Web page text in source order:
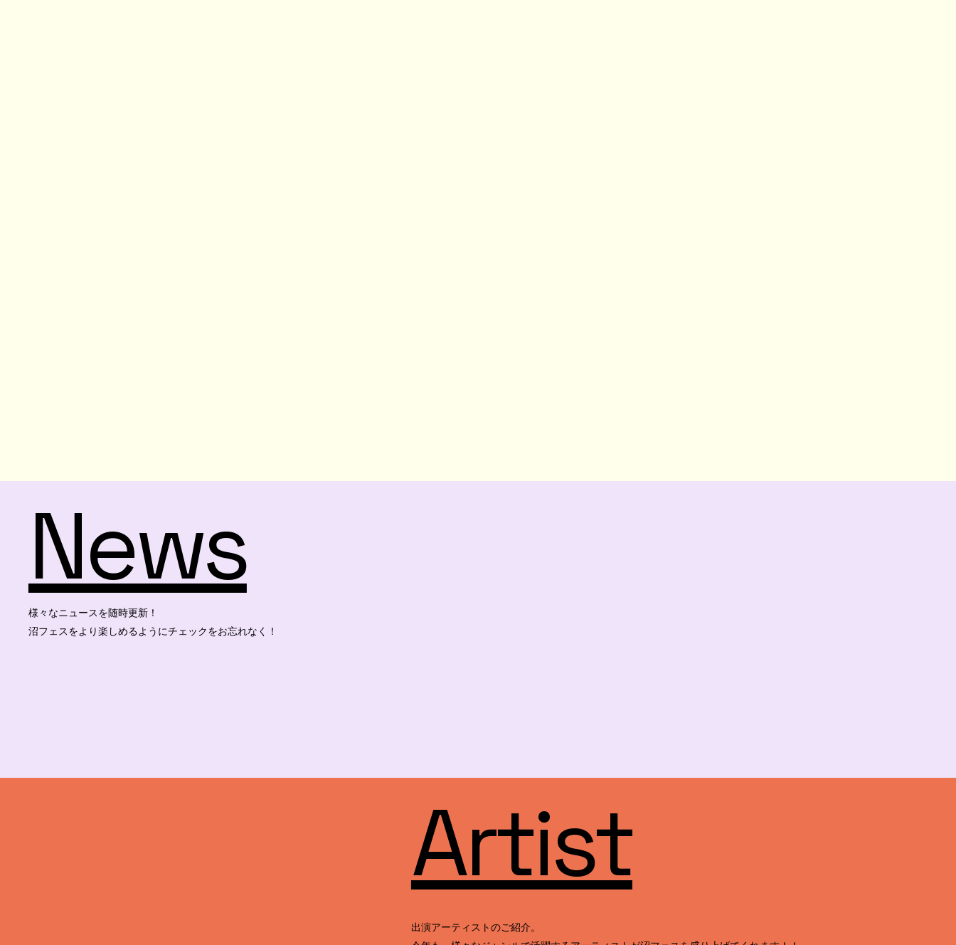
News
様々なニュースを随時更新！
​沼フェスをより楽しめるようにチェックをお忘れなく！
Artist
出演アーティストのご紹介。